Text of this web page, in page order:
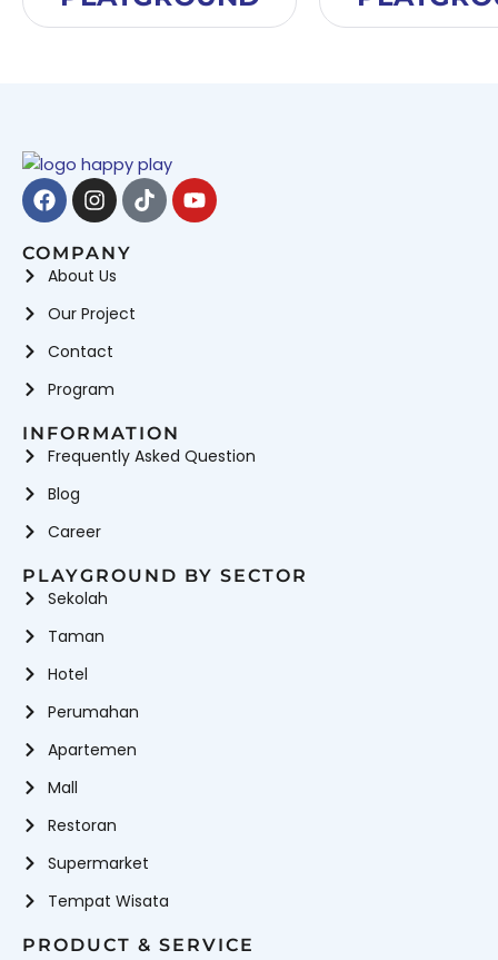
Facebook
Instagram
TiktokYoutube
COMPANY
About Us
Our Project
Contact
Program
INFORMATION
Frequently Asked Question
Blog
Career
PLAYGROUND BY SECTOR
Sekolah
Taman
Hotel
Perumahan
Apartemen
Mall
Restoran
Supermarket
Tempat Wisata
PRODUCT & SERVICE